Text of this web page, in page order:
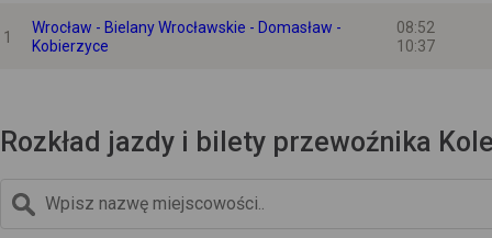
1
Wrocław - Bielany Wrocławskie - Domasław -
Kobierzyce
08:52
10:37
Rozkład jazdy i bilety przewoźnika